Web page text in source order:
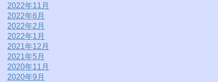
2022年11月
2022年6月
2022年2月
2022年1月
2021年12月
2021年5月
2020年11月
2020年9月